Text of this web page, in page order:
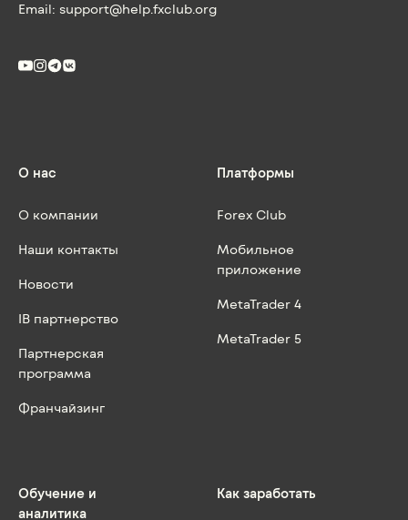
Email: support@help.fxclub.org
О нас
О компании
Наши контакты
Новости
IB партнерство
Партнерская
программа
Франчайзинг
Платформы
Forex Club
Мобильное
приложение
MetaTrader 4
MetaTrader 5
Обучение и
аналитика
Как заработать